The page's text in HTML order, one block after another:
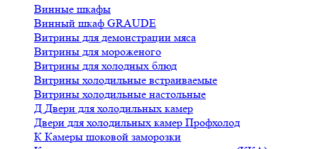
Винные шкафы
Винный шкаф GRAUDE
Витрины для демонстрации мяса
Витрины для мороженого
Витрины для холодных блюд
Витрины холодильные встраиваемые
Витрины холодильные настольные
Д Двери для холодильных камер
Двери для холодильных камер Профхолод
К Камеры шоковой заморозки